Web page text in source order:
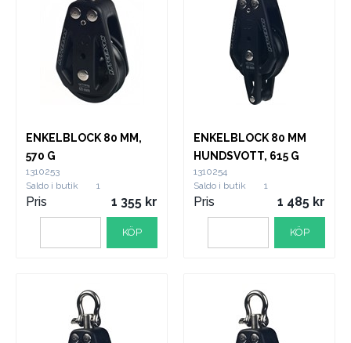
ENKELBLOCK 80 MM,
570 G
1310253
Saldo i butik
1
Pris 1 355
KÖP
ENKELBLOCK 80 MM
HUNDSVOTT, 615 G
1310254
Saldo i butik
1
Pris 1 485
KÖP